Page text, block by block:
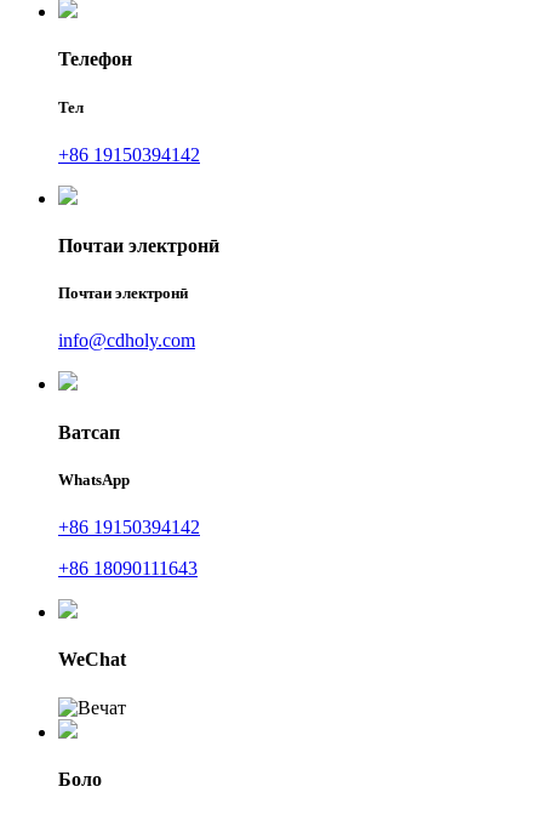
Телефон
Тел
+86 19150394142
Почтаи электронӣ
Почтаи электронӣ
info@cdholy.com
Ватсап
WhatsApp
+86 19150394142
+86 18090111643
WeChat
Боло